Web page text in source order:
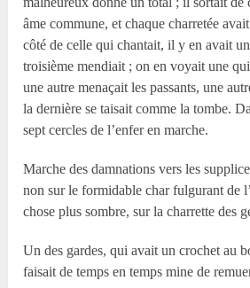
âme commune, et chaque charretée
côté de celle qui chantait, il y en avait
troisième mendiait ; on en voyait une
une autre menaçait les passants, une
la dernière se taisait comme la tombe.
sept cercles de l’enfer en marche.
Marche des damnations vers les
non sur le formidable char fulgurant de
chose plus sombre, sur la charrette des
Un des gardes, qui avait un crochet au
faisait de temps en temps mine de